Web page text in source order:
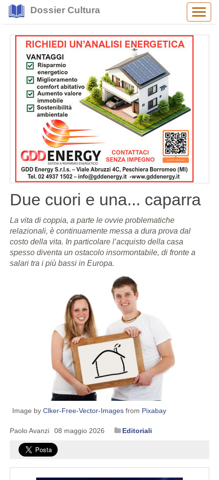
Dossier Cultura
Due cuori e una... caparra
La vita di coppia, a parte le ovvie problematiche
relazionali, è continuamente messa a dura prova dal
costo della vita. In particolare l’acquisto della casa
spesso diventa un ostacolo insormontabile, di fronte a
salari tra i più bassi in Europa.
Image by Clker-Free-Vector-Images from Pixabay
Paolo Avanzi 08 maggio 2026 Editoriali